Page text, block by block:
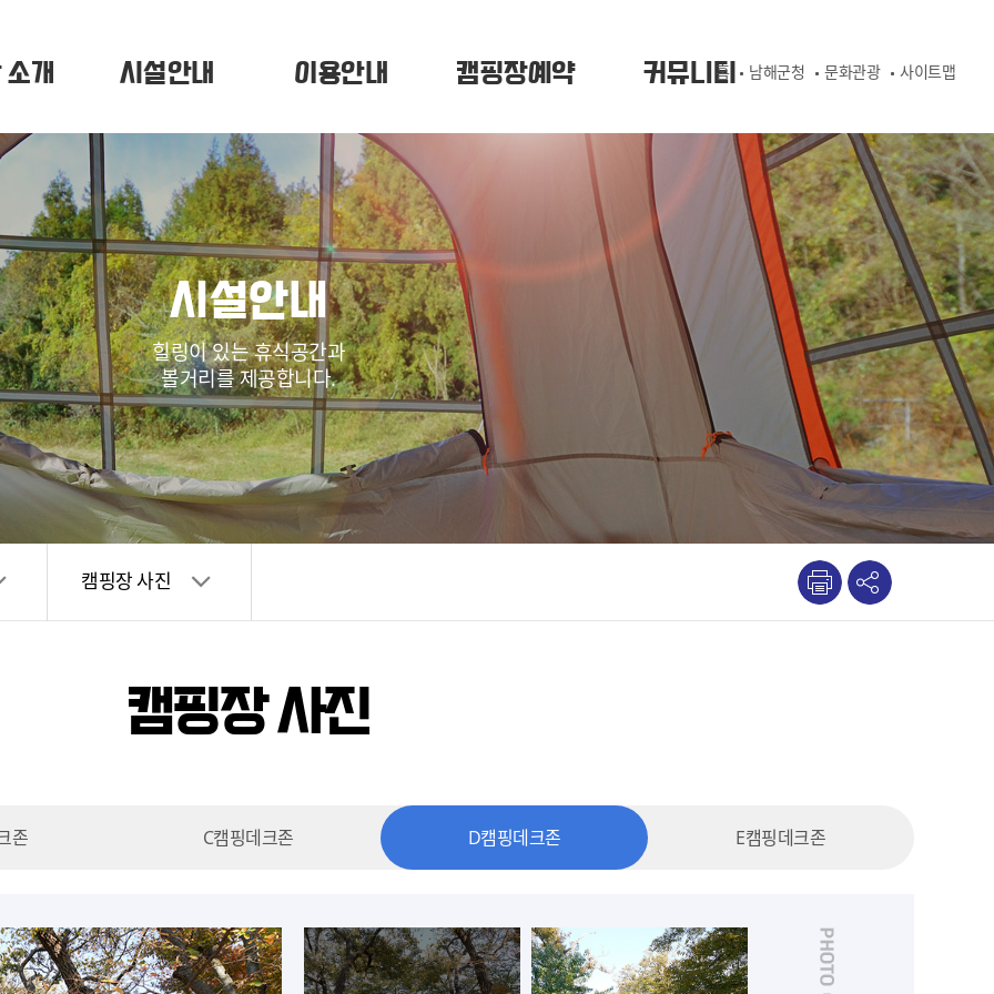
개 시설안내 이용안내 캠핑장예약 커뮤니티
홈 남해군청 문화관광 사이트맵
시설안내
힐링이 있는 휴식공간과
볼거리를 제공합니다.
캠핑장 사진
캠핑장 사진
존 C캠핑데크존 D캠핑데크존 E캠핑데크존